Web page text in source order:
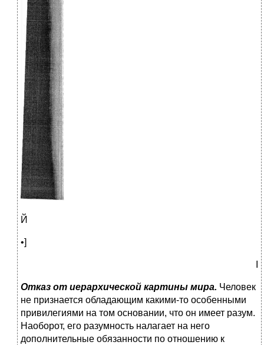
Й
•]
Отказ от иерархической картины мира. Человек
не при­знается обладающим какими-то особенными
привилегиями на том основании, что он имеет разум.
Наоборот, его разум­ность налагает на него
дополнительные обязанности по от­ношению к